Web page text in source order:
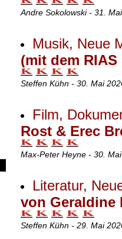
Andre Sokolowski - 31.
Musik, Neue
(mit dem
Steffen Kühn - 30. Mai
Film,
Rost & Erec
Max-Peter Heyne - 30.
Literatur,
von Geraldine
Steffen Kühn - 29. Mai